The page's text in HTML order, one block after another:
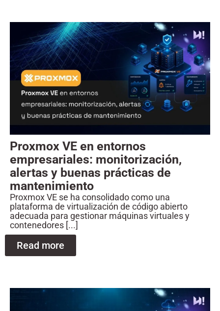
Proxmox VE en entornos
empresariales: monitorización,
alertas y buenas prácticas de
mantenimiento
Proxmox VE se ha consolidado como una
plataforma de virtualización de código abierto
adecuada para gestionar máquinas virtuales y
contenedores [...]
Read more